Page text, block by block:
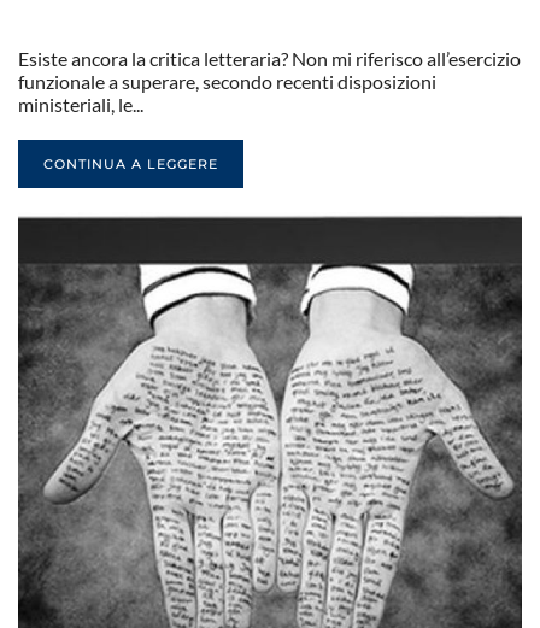
Esiste ancora la critica letteraria? Non mi riferisco all’esercizio
funzionale a superare, secondo recenti disposizioni
ministeriali, le...
CONTINUA A LEGGERE